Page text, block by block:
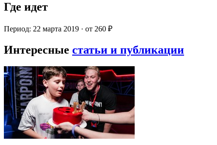
Где идет
Период: 22 марта 2019 · от 260 ₽
Интересные статьи и публикации